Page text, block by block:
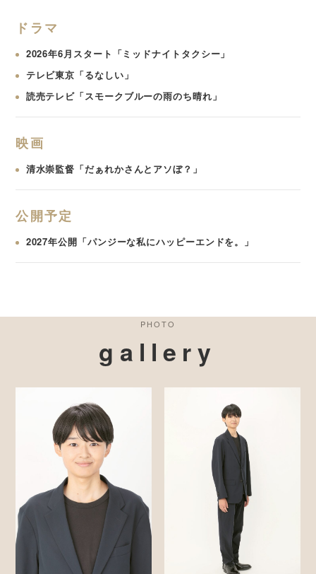
ドラマ
2026年6月スタート「ミッドナイトタクシー」
テレビ東京「るなしい」
読売テレビ「スモークブルーの雨のち晴れ」
映画
清水崇監督「だぁれかさんとアソぼ？」
公開予定
2027年公開「パンジーな私にハッピーエンドを。」
PHOTO
gallery